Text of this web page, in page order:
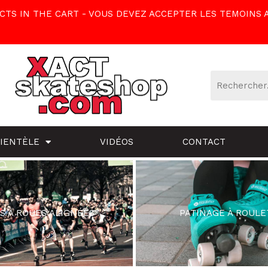
IN THE CART - VOUS DEVEZ ACCEPTER LES
VIDÉOS CONTACT
À ROUES ALIGNÉES PATINAGE À